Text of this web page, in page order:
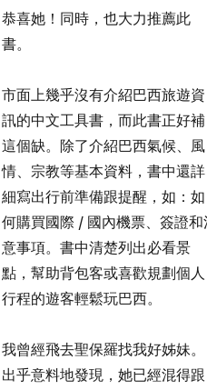
恭喜她！同時，也大力推薦此
書。
市面上幾乎沒有介紹巴西旅遊資
訊的中文工具書，而此書正好補
這個缺。除了介紹巴西氣候、風
情、宗教等基本資料，書中還詳
細寫出行前準備跟提醒，如：如
何購買國際 / 國內機票、簽證和
意事項。書中清楚列出必看景
點，幫助背包客或喜歡規劃個人
行程的遊客輕鬆玩巴西。
我曾經飛去聖保羅找我好姊妹。
出乎意料地發現，她已經混得跟